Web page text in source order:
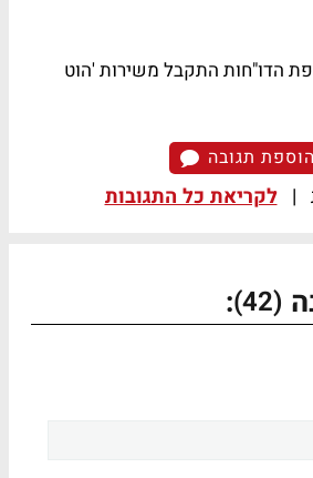
הדו"חות התקבל משירות 'הוט
הוספת תגובה
| לקריאת כל התגובות
(42)
: